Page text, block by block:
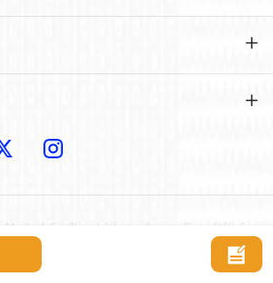
Großhandelshersteller von Erste-Hilfe-Sets
medizinischer Hilfsmittel. Alle Rechte